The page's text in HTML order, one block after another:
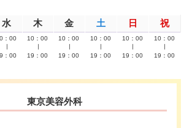
水 木 金 土 日 祝
：00
：00
10：00
19：00
10：00
19：00
10：00
19：00
10：00
19：00
10：00
19：00
東京美容外科